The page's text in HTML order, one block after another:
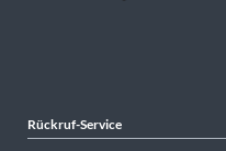
Rückruf-Service